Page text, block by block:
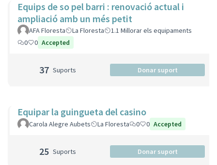
Equips de so pel barri : renovació actual i
ampliació amb un més petit
AFA Floresta La Floresta
1.1 Millorar els equipaments
0
0 Accepted
37 Suports Donar suport
Equipar la guingueta del casino
Carola Alegre Aubets La Floresta 0 0 Accepted
25 Suports Donar suport